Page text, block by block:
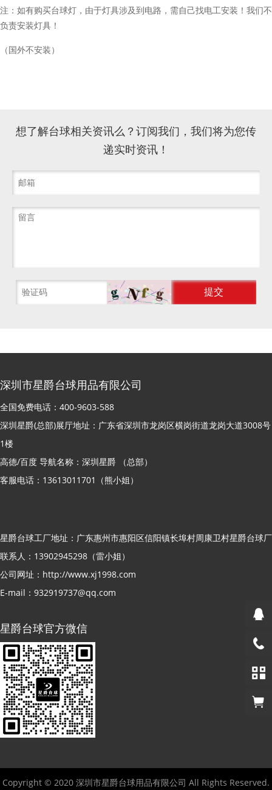
注：如有购买台球灯，由于灯具涉及到电路，需自己找电工安装！我们不
负责安装灯具！
（国外不安装）
想了解台球相关资讯么？订阅我们，我们将为您传
递实时资讯！
深圳市星爵台球用品有限公司
全国免费电话：400-9603-588
深圳星爵(总部)展厅地址：广东省深圳市龙岗区横岗街道龙岗大道3008号
1楼
高德/百度 导航名称：深圳星爵 （总部）
客服电话：13613011701（熊小姐）
星爵台球工厂地址：广东惠州市惠阳区信阳镇长埠村周康卫村星爵台球厂
联系人：13902945298（雷小姐）
公司网址：http://www.xj1998.com
E-mail：932919737@qq.com
星爵台球官方微信
Copyright © 2020 深圳市星爵台球用品有限公司 All Rights Reserved.